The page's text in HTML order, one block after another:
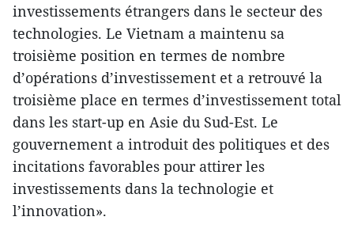
investissements étrangers dans le secteur des
technologies. Le Vietnam a maintenu sa
troisième position en termes de nombre
d’opérations d’investissement et a retrouvé la
troisième place en termes d’investissement total
dans les start-up en Asie du Sud-Est. Le
gouvernement a introduit des politiques et des
incitations favorables pour attirer les
investissements dans la technologie et
l’innovation».